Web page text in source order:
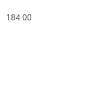
184 00